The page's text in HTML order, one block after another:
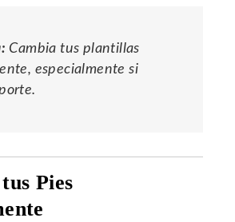
Cambia tus plantillas
especialmente si
Pies